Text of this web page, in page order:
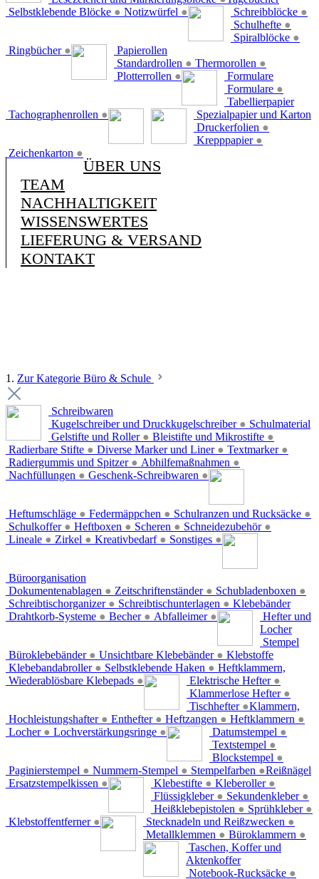
Selbstklebende Blöcke ● Notizwürfel ●
Schreibblöcke ●
Schulhefte ●
Spiralblöcke ●
Ringbücher ●
Papierollen
Standardrollen ● Thermorollen ●
Plotterrollen ●
Formulare
Formulare ●
Tachographenrollen ●
Tabellierpapier
Spezialpapier und Karton
Druckerfolien ●
Krepppapier ●
Zeichenkarton ●
ÜBER UNS
TEAM
NACHHALTIGKEIT
WISSENSWERTES
LIEFERUNG & VERSAND
KONTAKT
1. Zur Kategorie Büro & Schule
Schreibwaren
Kugelschreiber und Druckkugelschreiber ●
Gelstifte und Roller ● Bleistifte und Mikrostifte ●
Radierbare Stifte ● Diverse Marker und Liner ● Textmarker ●
Radiergummis und Spitzer ● Abhilfemaßnahmen ●
Nachfüllungen ● Geschenk-Schreibwaren ●
Schulmaterial
Heftumschläge ● Federmäppchen ● Schulranzen und Rucksäcke ●
Schulkoffer ● Heftboxen ● Scheren ● Schneidezubehör ●
Lineale ● Zirkel ● Kreativbedarf ● Sonstiges ●
Büroorganisation
Dokumentenablagen ● Zeitschriftenständer ● Schubladenboxen ●
Schreibtischorganizer ● Schreibtischunterlagen ●
Drahtkorb-Systeme ● Becher ● Abfalleimer ●
Klebebänder
Büroklebebänder ● Unsichtbare Klebebänder ●
Klebebandabroller ● Selbstklebende Haken ●
Wiederablösbare Klebepads ●
Hefter und
Locher
Elektrische Hefter ●
Klammerlose Hefter ●
Tischhefter ●
Hochleistungshafter ● Enthefter ● Heftzangen ● Heftklammern ●
Locher ● Lochverstärkungsringe ●
Stempel
Datumstempel ●
Textstempel ●
Blockstempel ●
Paginierstempel ● Nummern-Stempel ● Stempelfarben ●
Ersatzstempelkissen ●
Klebstoffe
Klebestifte ● Kleberoller ●
Flüssigkleber ● Sekundenkleber ●
Heißklebepistolen ● Sprühkleber ●
Klebstoffentferner ●
Heftklammern,
Klammern,
Reißnägel
Stecknadeln und Reißzwecken ●
Metallklemmen ● Büroklammern ●
Taschen, Koffer und
Aktenkoffer
Notebook-Rucksäcke ●